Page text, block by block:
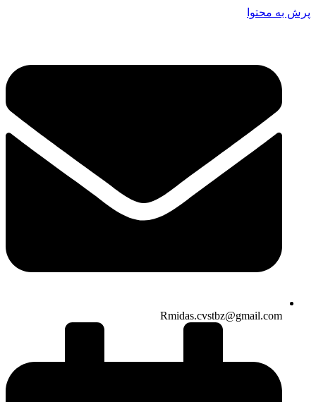
پرش به محتوا
Rmidas.cvstbz@gmail.com